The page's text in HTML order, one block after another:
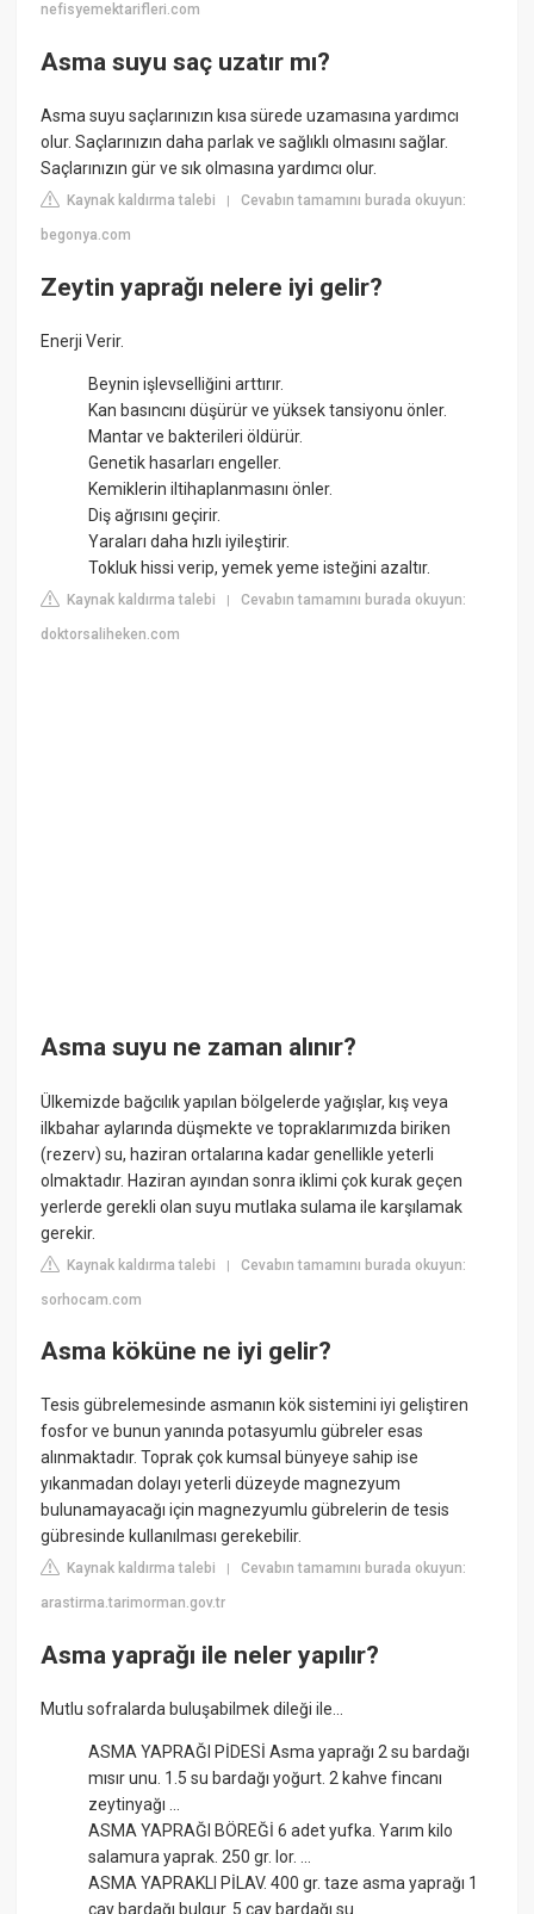
nefisyemektarifleri.com
Asma suyu saç uzatır mı?
Asma suyu saçlarınızın kısa sürede uzamasına yardımcı
olur. Saçlarınızın daha parlak ve sağlıklı olmasını sağlar.
Saçlarınızın gür ve sık olmasına yardımcı olur.
Kaynak kaldırma talebi |Cevabın tamamını burada okuyun:
begonya.com
Zeytin yaprağı nelere iyi gelir?
Enerji Verir.
Beynin işlevselliğini arttırır.
Kan basıncını düşürür ve yüksek tansiyonu önler.
Mantar ve bakterileri öldürür.
Genetik hasarları engeller.
Kemiklerin iltihaplanmasını önler.
Diş ağrısını geçirir.
Yaraları daha hızlı iyileştirir.
Tokluk hissi verip, yemek yeme isteğini azaltır.
Kaynak kaldırma talebi |Cevabın tamamını burada okuyun:
doktorsaliheken.com
Asma suyu ne zaman alınır?
Ülkemizde bağcılık yapılan bölgelerde yağışlar, kış veya
ilkbahar aylarında düşmekte ve topraklarımızda biriken
(rezerv) su, haziran ortalarına kadar genellikle yeterli
olmaktadır. Haziran ayından sonra iklimi çok kurak geçen
yerlerde gerekli olan suyu mutlaka sulama ile karşılamak
gerekir.
Kaynak kaldırma talebi |Cevabın tamamını burada okuyun:
sorhocam.com
Asma köküne ne iyi gelir?
Tesis gübrelemesinde asmanın kök sistemini iyi geliştiren
fosfor ve bunun yanında potasyumlu gübreler esas
alınmaktadır. Toprak çok kumsal bünyeye sahip ise
yıkanmadan dolayı yeterli düzeyde magnezyum
bulunamayacağı için magnezyumlu gübrelerin de tesis
gübresinde kullanılması gerekebilir.
Kaynak kaldırma talebi |Cevabın tamamını burada okuyun:
arastirma.tarimorman.gov.tr
Asma yaprağı ile neler yapılır?
Mutlu sofralarda buluşabilmek dileği ile...
ASMA YAPRAĞI PİDESİ Asma yaprağı 2 su bardağı
mısır unu. 1.5 su bardağı yoğurt. 2 kahve fincanı
zeytinyağı ...
ASMA YAPRAĞI BÖREĞİ 6 adet yufka. Yarım kilo
salamura yaprak. 250 gr. lor. ...
ASMA YAPRAKLI PİLAV. 400 gr. taze asma yaprağı 1
çay bardağı bulgur. 5 çay bardağı su.